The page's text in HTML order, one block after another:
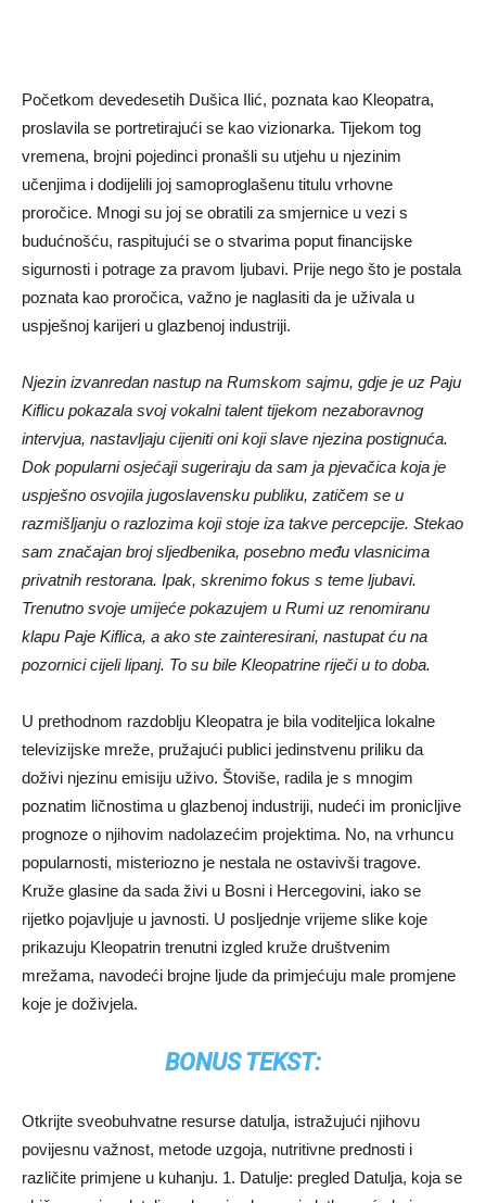
Početkom devedesetih Dušica Ilić, poznata kao Kleopatra,
proslavila se portretirajući se kao vizionarka. Tijekom tog
vremena, brojni pojedinci pronašli su utjehu u njezinim
učenjima i dodijelili joj samoproglašenu titulu vrhovne
proročice. Mnogi su joj se obratili za smjernice u vezi s
budućnošću, raspitujući se o stvarima poput financijske
sigurnosti i potrage za pravom ljubavi. Prije nego što je postala
poznata kao proročica, važno je naglasiti da je uživala u
uspješnoj karijeri u glazbenoj industriji.
Njezin izvanredan nastup na Rumskom sajmu, gdje je uz Paju
Kiflicu pokazala svoj vokalni talent tijekom nezaboravnog
intervjua, nastavljaju cijeniti oni koji slave njezina postignuća.
Dok popularni osjećaji sugeriraju da sam ja pjevačica koja je
uspješno osvojila jugoslavensku publiku, zatičem se u
razmišljanju o razlozima koji stoje iza takve percepcije. Stekao
sam značajan broj sljedbenika, posebno među vlasnicima
privatnih restorana. Ipak, skrenimo fokus s teme ljubavi.
Trenutno svoje umijeće pokazujem u Rumi uz renomiranu
klapu Paje Kiflica, a ako ste zainteresirani, nastupat ću na
pozornici cijeli lipanj. To su bile Kleopatrine riječi u to doba.
U prethodnom razdoblju Kleopatra je bila voditeljica lokalne
televizijske mreže, pružajući publici jedinstvenu priliku da
doživi njezinu emisiju uživo. Štoviše, radila je s mnogim
poznatim ličnostima u glazbenoj industriji, nudeći im pronicljive
prognoze o njihovim nadolazećim projektima. No, na vrhuncu
popularnosti, misteriozno je nestala ne ostavivši tragove.
Kruže glasine da sada živi u Bosni i Hercegovini, iako se
rijetko pojavljuje u javnosti. U posljednje vrijeme slike koje
prikazuju Kleopatrin trenutni izgled kruže društvenim
mrežama, navodeći brojne ljude da primjećuju male promjene
koje je doživjela.
BONUS TEKST:
Otkrijte sveobuhvatne resurse datulja, istražujući njihovu
povijesnu važnost, metode uzgoja, nutritivne prednosti i
različite primjene u kuhanju. 1. Datulje: pregled Datulja, koja se